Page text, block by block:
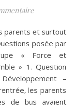
posée par
« Force et
» 1. Question
–
les parents
de bus avaient